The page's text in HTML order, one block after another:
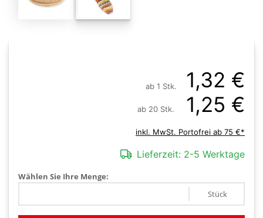
ab 1 Stk. 1,32 €
ab 20 Stk. 1,25 €
inkl. MwSt. Portofrei ab 75 €*
Lieferzeit: 2-5 Werktage
Wählen Sie Ihre Menge:
Stück